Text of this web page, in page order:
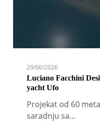
29/06/2026
Luciano Facchini
yacht Ufo
Projekat od 60
saradnju sa…